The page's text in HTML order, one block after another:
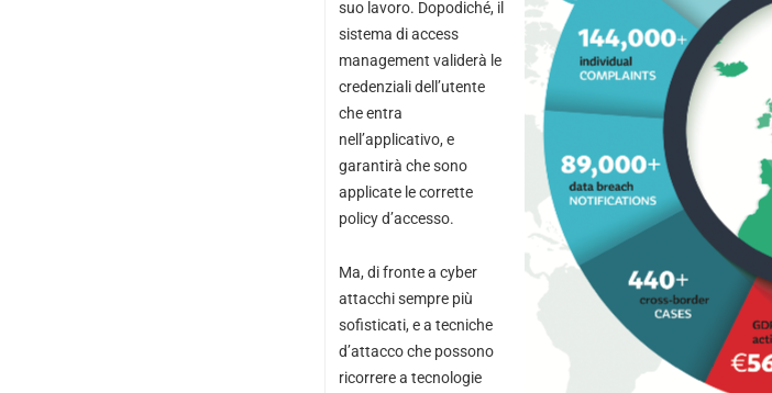
suo lavoro. Dopodiché, il
sistema di access
management validerà le
credenziali dell’utente
che entra
nell’applicativo, e
garantirà che sono
applicate le corrette
policy d’accesso.
Ma, di fronte a cyber
attacchi sempre più
sofisticati, e a tecniche
d’attacco che possono
ricorrere a tecnologie